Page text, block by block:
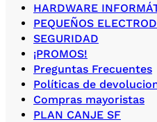
HARDWARE
PEQUEÑOS
SEGURIDAD
¡PROMOS!
Preguntas Frecuentes
Políticas de
Compras mayoristas
PLAN CANJE SF